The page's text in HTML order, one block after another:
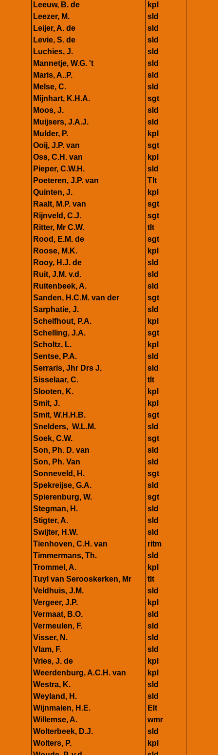
Leeuw, B. de
Leezer, M.
Leijer, A. de
Levie, S. de
Luchies, J.
Mannetje, W.G. 't
Maris, A..P.
Melse, C.
Mijnhart, K.H.A.
Moos, J.
Muijsers, J.A.J.
Mulder, P.
Ooij, J.P. van
Oss, C.H. van
Pieper, C.W.H.
Poeteren, J.P. van
Quinten, J.
Raalt, M.P. van
Rijnveld, C.J.
Ritter, Mr C.W.
Rood, E.M. de
Roose, M.K.
Rooy, H.J. de
Ruit, J.M. v.d.
Ruitenbeek, A.
Sanden, H.C.M. van der
Sarphatie, J.
Schelfhout, P.A.
Schelling, J.A.
Scholtz, L.
Sentse, P.A.
Serraris, Jhr Drs J.
Sisselaar, C.
Slooten, K.
Smit, J.
Smit, W.H.H.B.
Snelders, W.L.M.
Soek, C.W.
Son, Ph. D. van
Son, Ph. Van
Sonneveld, H.
Spekreijse, G.A.
Spierenburg, W.
Stegman, H.
Stigter, A.
Swijter, H.W.
Tienhoven, C.H. van
Timmermans, Th.
Trommel, A.
Tuyl van Serooskerken, Mr
Veldhuis, J.M.
Vergeer, J.P.
Vermaat, B.O.
Vermeulen, F.
Visser, N.
Vlam, F.
Vries, J. de
Weerdenburg, A.C.H. van
Westra, K.
Weyland, H.
Wijnmalen, H.E.
Willemse, A.
Wolterbeek, D.J.
Wolters, P.
kpl
sld
sld
sld
sld
sld
sld
sld
sgt
sld
sld
kpl
sgt
kpl
sld
Tlt
kpl
sgt
sgt
tlt
sgt
kpl
sld
sld
sld
sgt
sld
kpl
sgt
kpl
sld
sld
tlt
kpl
kpl
sgt
sld
sgt
sld
sld
sgt
sld
sgt
sld
sld
sld
ritm
sld
kpl
tlt
sld
kpl
sld
sld
sld
sld
kpl
kpl
sld
sld
Elt
wmr
sld
kpl